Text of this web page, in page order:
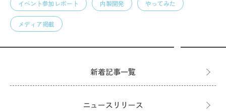
イベント参加レポート 内製開発 やってみた
メディア掲載
新着記事一覧
ニュースリリース